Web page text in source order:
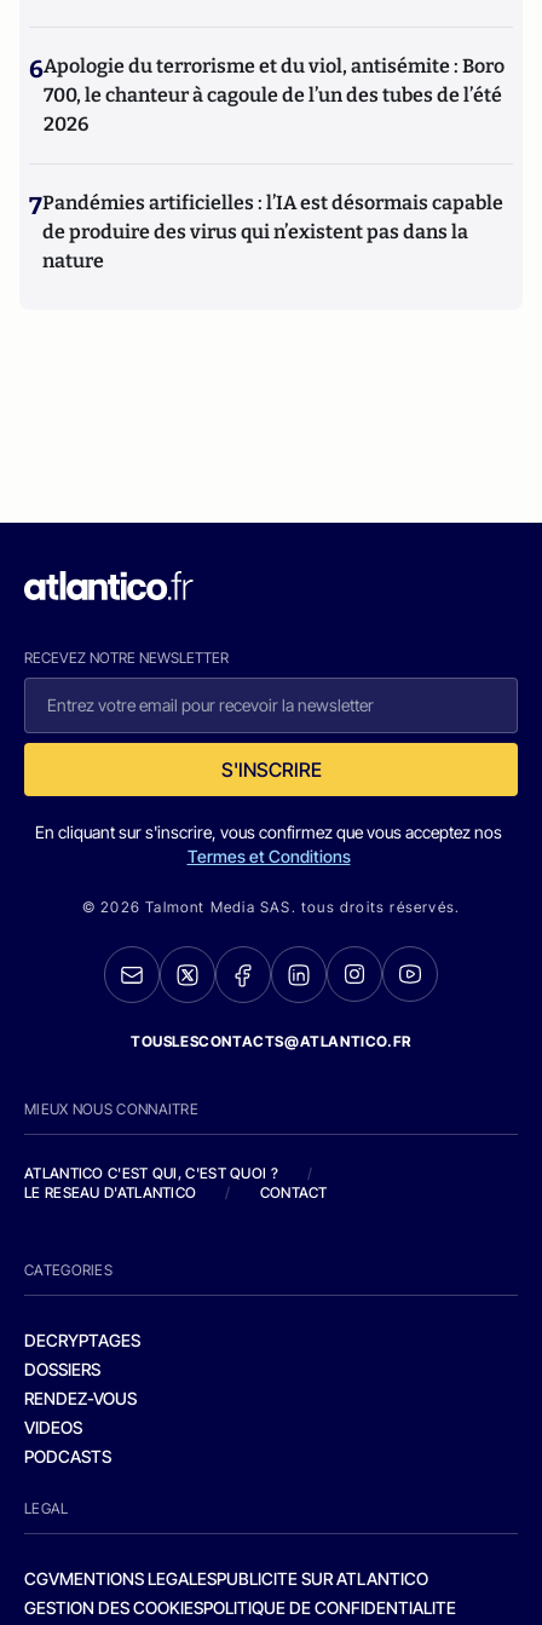
6Apologie du terrorisme et du viol, antisémite : Boro
700, le chanteur à cagoule de l’un des tubes de l’été
2026
7Pandémies artificielles : l’IA est désormais capable
de produire des virus qui n’existent pas dans la
nature
RECEVEZ NOTRE NEWSLETTER
S'INSCRIRE
En cliquant sur s'inscrire, vous confirmez que vous acceptez nos
Termes et Conditions
© 2026 Talmont Media SAS. tous droits réservés.
TOUSLESCONTACTS@ATLANTICO.FR
MIEUX NOUS CONNAITRE
ATLANTICO C'EST QUI, C'EST QUOI ?
/
LE RESEAU D'ATLANTICO
/ CONTACT
CATEGORIES
DECRYPTAGES
DOSSIERS
RENDEZ-VOUS
VIDEOS
PODCASTS
LEGAL
CGVMENTIONS LEGALESPUBLICITE SUR ATLANTICO
GESTION DES COOKIESPOLITIQUE DE CONFIDENTIALITE